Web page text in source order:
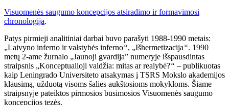
Visuomenės saugumo koncepcijos atsiradimo ir formavimosi
chronologija.
Patys pirmieji analitiniai darbai buvo parašyti 1988-1990 metais:
„Laivyno inferno ir valstybės inferno“, „Išhermetizacija“. 1990
metų 2-ame žurnalo „Jaunoji gvardija” numeryje išspausdintas
straipsnis „Konceptualioji valdžia: mitas ar realybė?“ – publikuotas
kaip Leningrado Universiteto atsakymas į TSRS Mokslo akademijos
klausimą, užduotą visoms šalies aukštosioms mokykloms. Šiame
straipsnyje pateiktos pirmosios būsimosios Visuomenės saugumo
koncepcijos tezės.